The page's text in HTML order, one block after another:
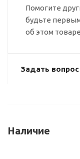
Помогите
будьте
об этом товаре
Задать вопрос
Наличие